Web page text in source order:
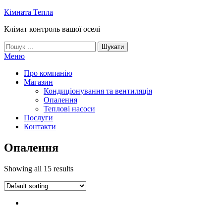
Skip
the
Кімната Тепла
Клімат контроль вашої оселі
Пошук:
Меню
Про компанію
Магазин
Кондиціонування та вентиляція
Опалення
Теплові насоси
Послуги
Контакти
Опалення
Showing all 15 results